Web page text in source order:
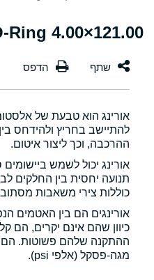
121.00×4.00 NBR 70 Black O-Ring
אורינג הוא טבעת של
להתיישב בחריץ ולהידחס
ההרכבה, וכך ליצור איטום.
אורינג יכול לשמש
תנועה יחסית בין החלקים
כוללות צירי משאבות
אורינגים הם בין האטמים
כיוון שהם אינם יקרים, הם
ההתקנה שלהם פשוטות. הם
מגה-פסקל (אלפי psi).